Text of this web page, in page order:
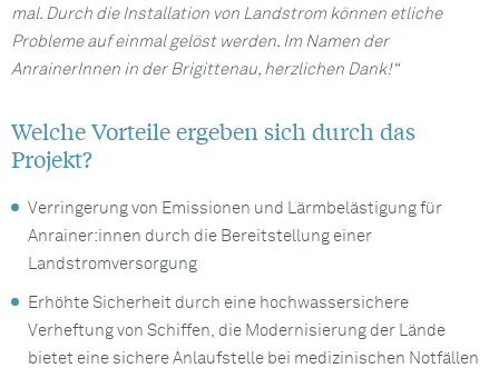
mal. Durch die Installation von Landstrom können etliche
Probleme auf einmal gelöst werden. Im Namen der
AnrainerInnen in der Brigittenau, herzlichen Dank!“
Welche Vorteile ergeben sich durch das
Projekt?
Verringerung von Emissionen und Lärmbelästigung für
Anrainer:innen durch die Bereitstellung einer
Landstromversorgung
Erhöhte Sicherheit durch eine hochwassersichere
Verheftung von Schiffen, die Modernisierung der Lände
bietet eine sichere Anlaufstelle bei medizinischen Notfällen